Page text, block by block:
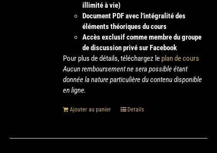
illimité à vie)
Document PDF avec l'intégralité des
éléments théoriques du cours
Accès exclusif comme membre du groupe
de discussion privé sur Facebook
Pour plus de détails, téléchargez le plan de cours
Aucun remboursement ne sera possible étant
donnée la nature particulière du contenu disponible
en ligne.
Ajouter au panier Details